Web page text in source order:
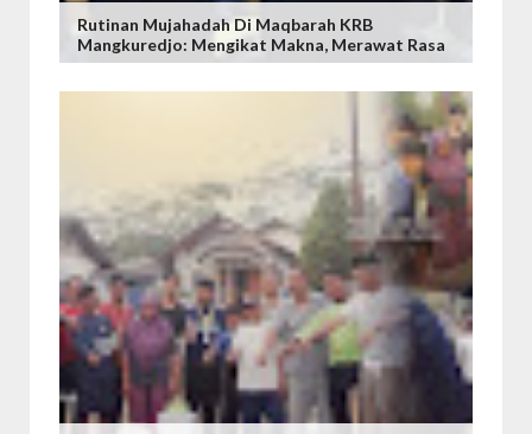
Rutinan Mujahadah Di Maqbarah KRB
Mangkuredjo: Mengikat Makna, Merawat Rasa